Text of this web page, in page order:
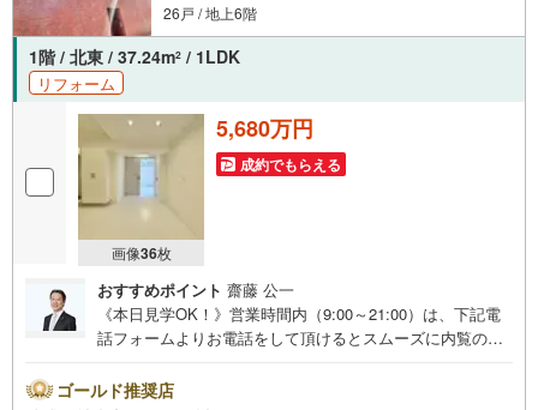
26戸 / 地上6階
1階 / 北東 / 37.24m2 / 1LDK
リフォーム
画像36枚
5,680万円
成約でもらえる
おすすめポイント 齋藤 公一
《本日見学OK！》営業時間内（9:00～21:00）は、下記電
話フォームよりお電話をして頂けるとスムーズに内覧のご
hoo！ 不動産キャンペーン対象店舗】当店で物件を成約す
ゴールド推奨店